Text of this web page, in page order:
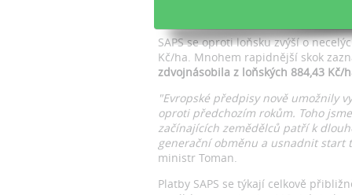
SAPS se oproti loňsku zvýší o
Kč/ha. Mnohem rapidnější skok
zdvojnásobila z loňských 884,43 Kč/
"Evropské předpisy nově umožnily
oproti předchozím rokům. Toho
začínajících zemědělců patří k
generační obměnu a usnadnit start
ministr Toman.
Platby SAPS se týkají celkově